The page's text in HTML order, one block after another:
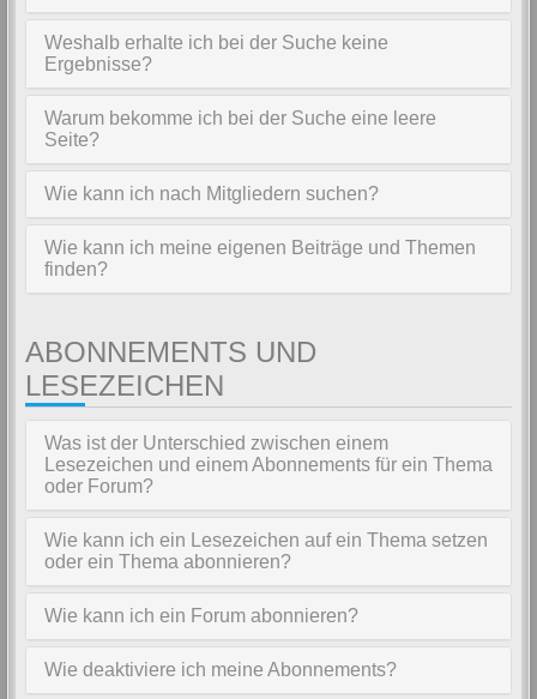
Weshalb erhalte ich bei der Suche keine
Ergebnisse?
Warum bekomme ich bei der Suche eine leere
Seite?
Wie kann ich nach Mitgliedern suchen?
Wie kann ich meine eigenen Beiträge und Themen
finden?
ABONNEMENTS UND
LESEZEICHEN
Was ist der Unterschied zwischen einem
Lesezeichen und einem Abonnements für ein Thema
oder Forum?
Wie kann ich ein Lesezeichen auf ein Thema setzen
oder ein Thema abonnieren?
Wie kann ich ein Forum abonnieren?
Wie deaktiviere ich meine Abonnements?